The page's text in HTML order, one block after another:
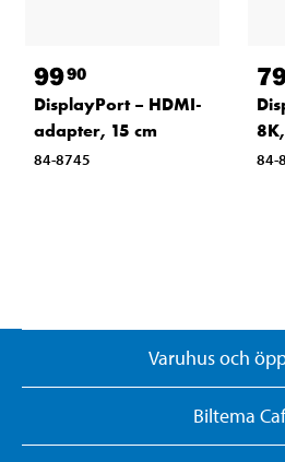
9990
DisplayPort – HDMI-
adapter, 15 cm
84-8745 84-
Varuhus och
Biltema